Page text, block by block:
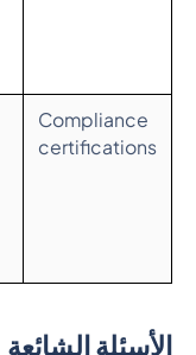
Compliance
certifications
الأسئلة الشائعة